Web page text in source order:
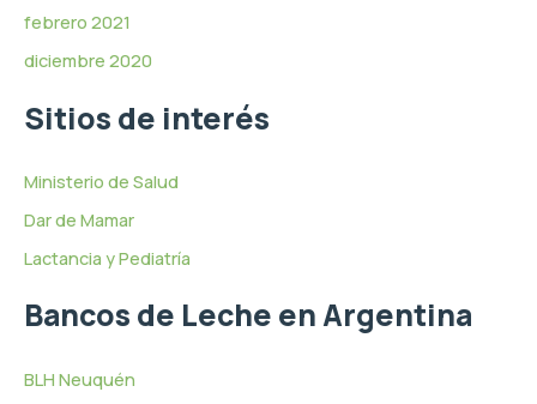
febrero 2021
diciembre 2020
Sitios de interés
Ministerio de Salud
Dar de Mamar
Lactancia y Pediatría
Bancos de Leche en Argentina
BLH Neuquén